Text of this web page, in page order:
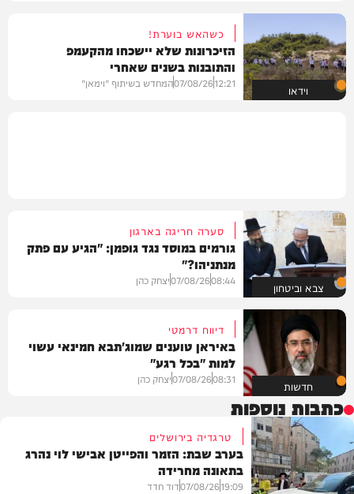
וידאו
כשהאש בוערת!
הזיכרונות שלא יישכחו מהקעמפ
והתובנות בשנים שאחרי
12:21
07/08/26המחדש בשיתוף "וימאן"
צבא וביטחון
סערה חריגה בארגון
גורמים במוסד נגד גופמן: "הגיע עם פתק
מנתניהו?"
08:44
07/08/26יצחק כהן
חדשות
דיווח דרמטי
באיראן טוענים שמוג'תבא חמינאי עשוי
למות "בכל רגע"
08:31
07/08/26יצחק כהן
כתבות נוספות
טרגדיה בירושלים
בערב שבת: הזמר והפייטן אבישי לוי נהרג
בתאונה מחרידה
19:09
07/08/26דוד חדד